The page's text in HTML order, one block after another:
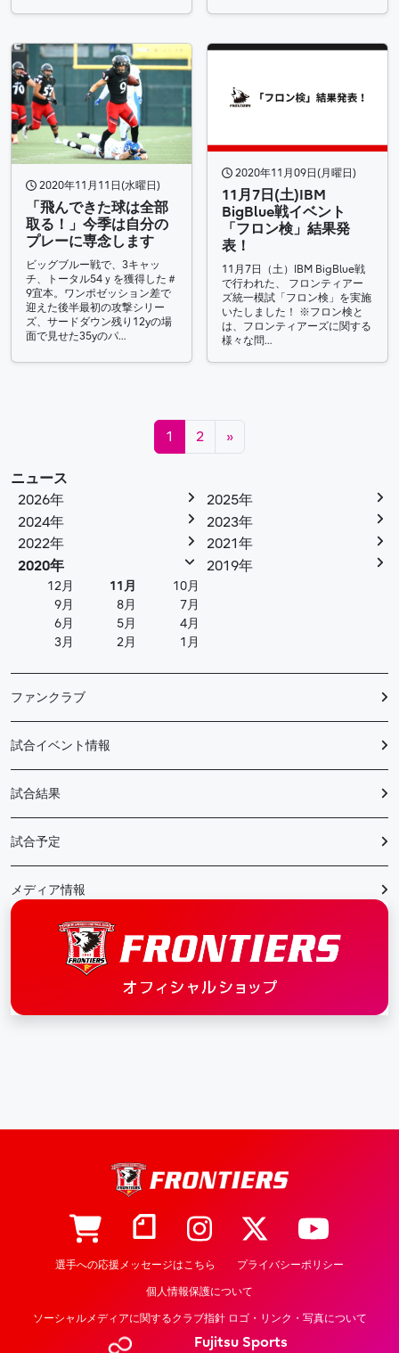
2020年11月11日(水曜日)
「飛んできた球は全部
取る！」今季は自分の
プレーに専念します
ビッグブルー戦で、3キャッ
チ、トータル54ｙを獲得した＃
9宜本。ワンポゼッション差で
迎えた後半最初の攻撃シリー
ズ、サードダウン残り12yの場
面で見せた35yのパ…
2020年11月09日(月曜日)
11月7日(土)IBM
BigBlue戦イベント
「フロン検」結果発
表！
11月7日（土）IBM BigBlue戦
で行われた、 フロンティアー
ズ統一模試「フロン検」を実施
いたしました！ ※フロン検と
は、フロンティアーズに関する
様々な問…
投稿ナビゲーション
1 2 »
ニュース
2026年
2025年
2024年
2023年
2022年
2021年
2020年
12月 11月
10月
9月
8月
7月
6月
5月
4月
3月
2月 1月
2019年
ファンクラブ
試合イベント情報
試合結果
試合予定
メディア情報
選手への応援メッセージはこちら プライバシーポリシー
個人情報保護について
ソーシャルメディアに関するクラブ指針 ロゴ・リンク・写真について
Fujitsu Sports